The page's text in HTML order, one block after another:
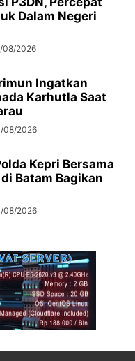
Dalam Negeri
08/2026
Ingatkan
Karhutla Saat
08/2026
Kepri Bersama
Batam Bagikan
08/2026